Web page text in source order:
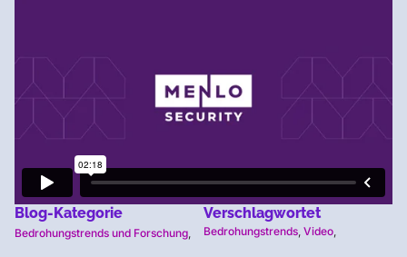
Blog-Kategorie
Bedrohungstrends und Forschung
Verschlagwortet
Bedrohungstrends Video